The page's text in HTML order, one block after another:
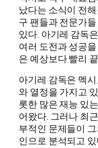
났다는 소식이 전
구 팬들과 전문가
있다. 아기레 감독
여러 도전과 성공
은 예상보다 빨리
아기레 감독은 멕
와 열정을 가지고
롯한 많은 재능 있
어왔다. 그러나 최
부적인 문제들이
인으로 분석되고